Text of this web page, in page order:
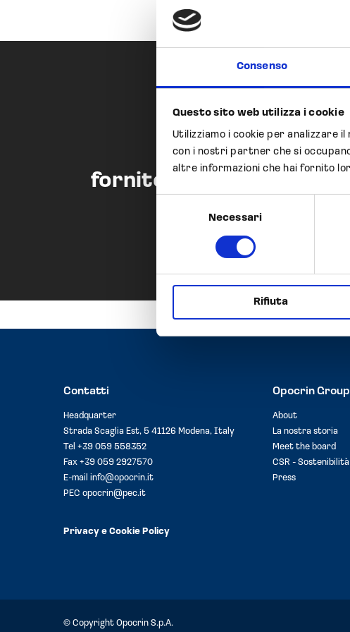
Consenso
Questo sito web utilizza i cookie
Utilizziamo i cookie per analizzare
con i nostri partner che si
altre informazioni che hai fornito
Necessari
Rifiuta
Opocrin S.p.A.
fornitore per i principi
di origine
Contatti
Headquarter
Strada Scaglia Est, 5 41126 Modena, Italy
Tel +39 059 558352
Fax +39 059 2927570
E-mail info@opocrin.it
PEC opocrin@pec.it
Privacy e Cookie Policy
Opocrin Group
About
La nostra storia
Meet the board
CSR - Sostenibilità
Press
© Copyright Opocrin S.p.A.